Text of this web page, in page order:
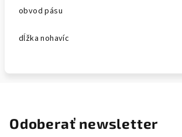
obvod pásu
dĺžka nohavíc
Odoberať newsletter